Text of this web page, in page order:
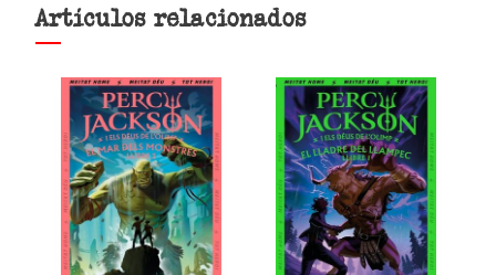
Artículos relacionados